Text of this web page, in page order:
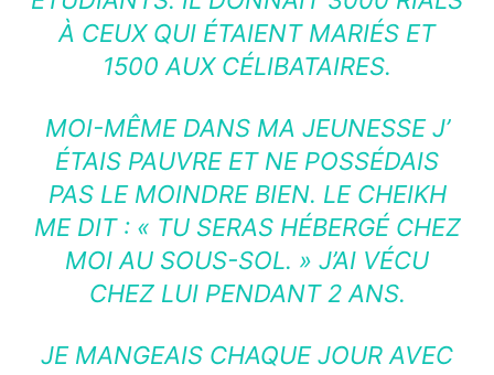
À CEUX QUI ÉTAIENT MARIÉS ET
1500 AUX CÉLIBATAIRES.
MOI-MÊME DANS MA JEUNESSE J’
ÉTAIS PAUVRE ET NE POSSÉDAIS
PAS LE MOINDRE BIEN. LE CHEIKH
ME DIT : « TU SERAS HÉBERGÉ CHEZ
MOI AU SOUS-SOL. » J’AI VÉCU
CHEZ LUI PENDANT 2 ANS.
JE MANGEAIS CHAQUE JOUR AVEC